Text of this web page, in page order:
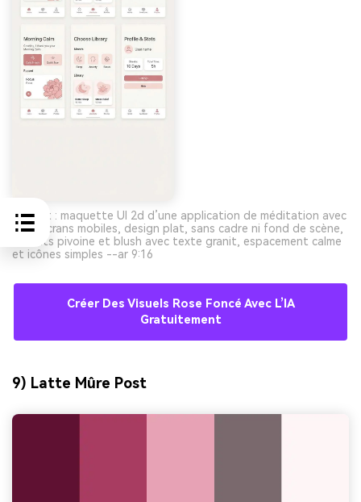
Prompt : maquette UI 2d d’une application de méditation avec
trois écrans mobiles, design plat, sans cadre ni fond de scène,
accents pivoine et blush avec texte granit, espacement calme
et icônes simples --ar 9:16
Créer Des Visuels Rose Foncé Avec L’IA
Gratuitement
9) Latte Mûre Post